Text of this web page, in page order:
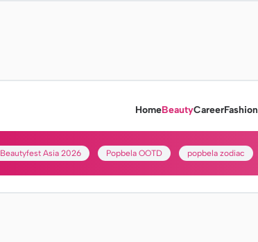
HomeBeautyCareerFashion
Beautyfest Asia 2026 Popbela OOTD popbela zodiac